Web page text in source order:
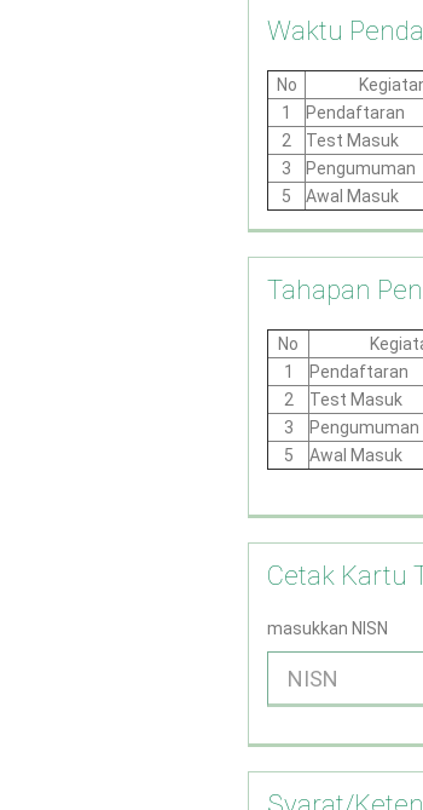
Waktu
No
1
Pendaftaran
2
Test Masuk
3
Pengumuman
5
Awal Masuk
Tahapan
No
1
Pendaftaran
2
Test Masuk
3
Pengumuman
5
Awal Masuk
Cetak Kartu
masukkan NISN